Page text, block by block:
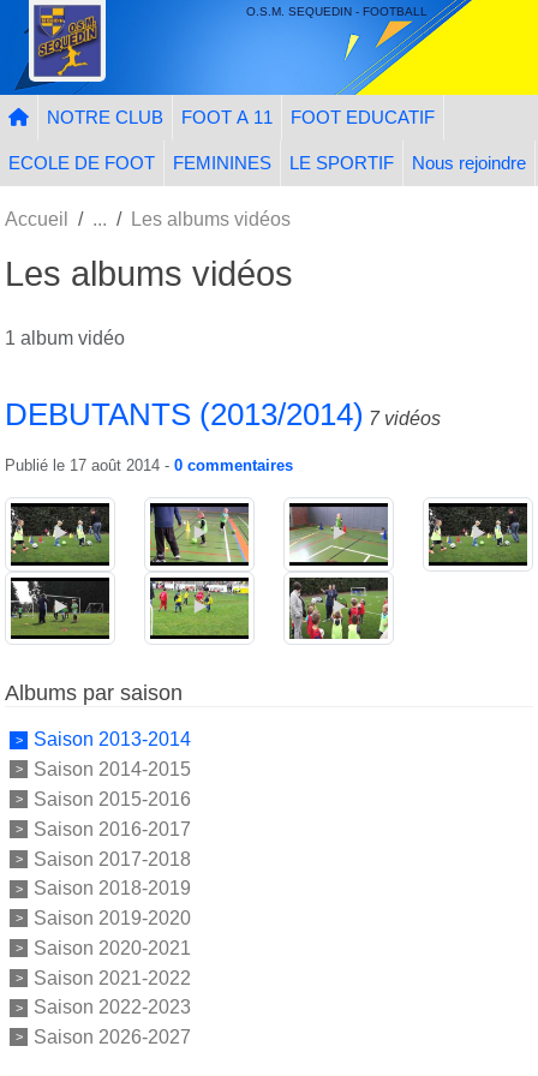
O.S.M. SEQUEDIN - FOOTBALL
NOTRE CLUB FOOT A 11 FOOT EDUCATIF
ECOLE DE FOOT FEMININES LE SPORTIF Nous rejoindre
Accueil Les albums vidéos
Les albums vidéos
1 album vidéo
DEBUTANTS (2013/2014) 7 vidéos
Publié le 17 août 2014 - 0 commentaires
Albums par saison
Saison 2013-2014
Saison 2014-2015
Saison 2015-2016
Saison 2016-2017
Saison 2017-2018
Saison 2018-2019
Saison 2019-2020
Saison 2020-2021
Saison 2021-2022
Saison 2022-2023
Saison 2026-2027
Panneau de gestion des cookies